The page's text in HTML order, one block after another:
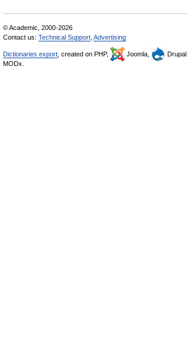
© Academic, 2000-2026
Contact us: Technical Support Advertising
Dictionaries export , created on PHP, Joomla, Drupal,
MODx.